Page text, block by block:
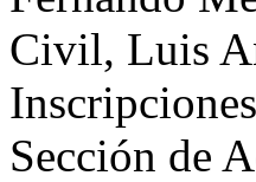
Civil, Luis
Sección de